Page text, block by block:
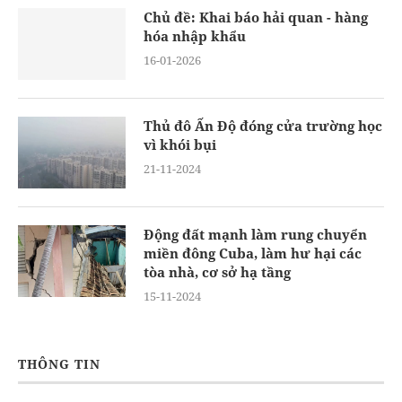
Chủ đề: Khai báo hải quan - hàng
hóa nhập khẩu
16-01-2026
Thủ đô Ấn Độ đóng cửa trường học
vì khói bụi
21-11-2024
Động đất mạnh làm rung chuyển
miền đông Cuba, làm hư hại các
tòa nhà, cơ sở hạ tầng
15-11-2024
THÔNG TIN